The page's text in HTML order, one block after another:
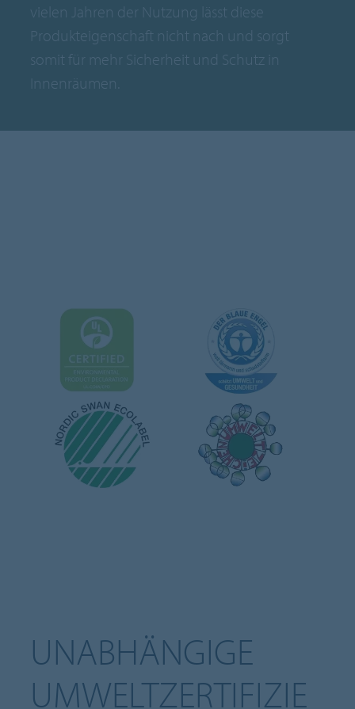
vielen Jahren der Nutzung lässt diese
Produkteigenschaft nicht nach und sorgt
somit für mehr Sicherheit und Schutz in
Innenräumen.
UNABHÄNGIGE
UMWELTZERTIFIZIE